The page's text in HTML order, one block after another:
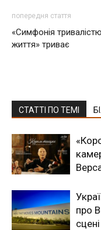
попередня стаття
«Симфонія
життя» триває
СТАТТІ ПО ТЕМІ
про
сцені